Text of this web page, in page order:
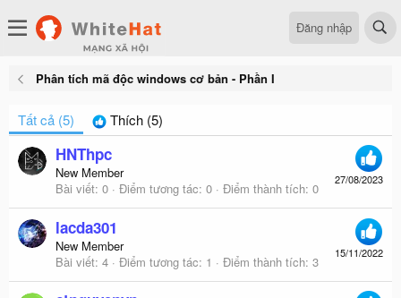
Đăng nhập
Phân tích mã độc windows cơ bản - Phần I
Tất cả (5) Thích (5)
27/08/2023
HNThpc
New Member
Bài viết 0 Điểm tương tác 0 Điểm thành tích 0
15/11/2022
lacda301
New Member
Bài viết 4 Điểm tương tác 1 Điểm thành tích 3